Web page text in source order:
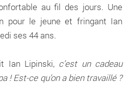
au fil des jours. Une
pour le jeune et fringant Ian
ses 44 ans.
Ian Lipinski, c’est un cadeau
! Est-ce qu’on a bien travaillé ?